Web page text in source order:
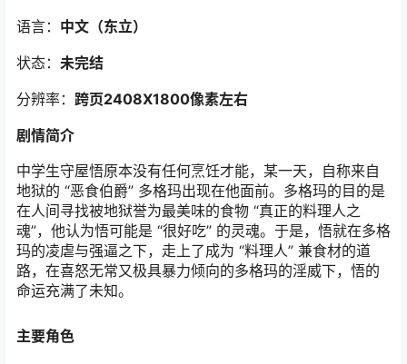
语言： 中文（东立）
状态： 未完结
分辨率： 跨页2408X1800像素左右
剧情简介
中学生守屋悟原本没有任何烹饪才能，某一天，自称来自
地狱的 “恶食伯爵” 多格玛出现在他面前。多格玛的目的是
在人间寻找被地狱誉为最美味的食物 “真正的料理人之
魂”，他认为悟可能是 “很好吃” 的灵魂。于是，悟就在多格
玛的凌虐与强逼之下，走上了成为 “料理人” 兼食材的道
路，在喜怒无常又极具暴力倾向的多格玛的淫威下，悟的
命运充满了未知。
主要角色